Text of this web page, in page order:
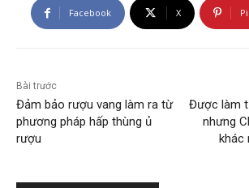
Facebook X
Bài trước
Đảm bảo rượu vang làm ra từ
phương pháp hấp thùng ủ
rượu
Được làm
nhưng
khác